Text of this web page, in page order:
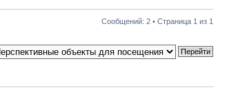
Сообщений: 2 • Страница 1 из 1